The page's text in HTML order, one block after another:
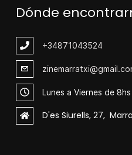
Dónde
+34871043524
Lunes a Viernes de
D'es Siurells, 27,